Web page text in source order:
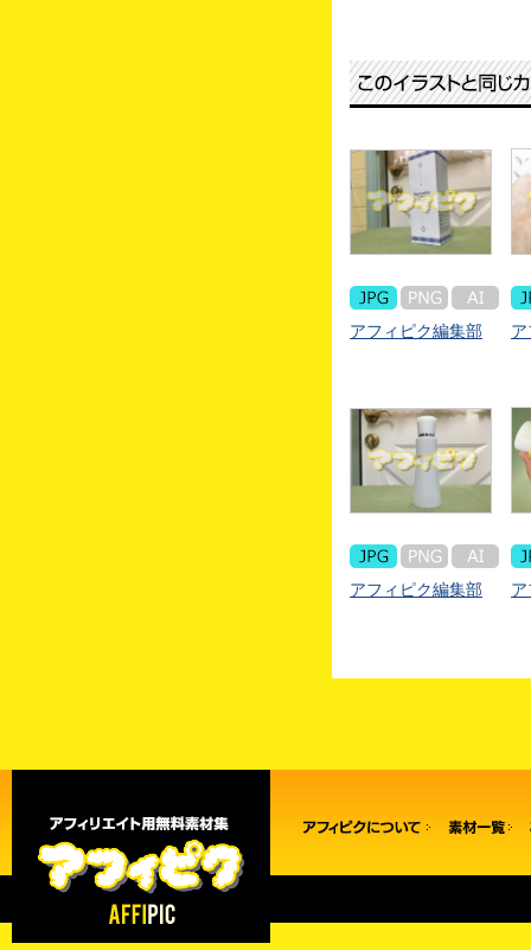
アフィピク編集部
アフィピク編集部